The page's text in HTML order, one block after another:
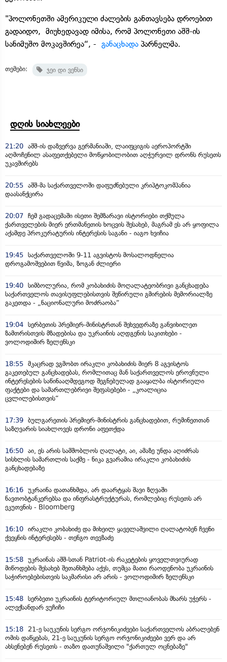
"პოლონეთში ამერიკული ძალების განთავსება დროებით
გადაიდო, მიუხედავად იმისა, რომ პოლონეთი აშშ-ის
სანიმუშო მოკავშირეა“, - განაცხადა პარნელმა.
თემები: ჯეი დი ვენსი
დღის სიახლეები
21:20 აშშ-ის დაზვერვა გერმანიაში, ლაიფციგის აეროპორტში
აღმოჩენილ ასაფეთქებელი მოწყობილობით აღჭურვილ დრონს რუსეთს
უკავშირებს
20:55 აშშ-მა საქართველოში დაფუძნებული კრიპტოკომპანია
დაასანქცირა
20:07 ჩემ გადაცემაში ისეთი შემზარავი ისტორიები თქმულა
ქართველების მიერ ერთმანეთის ხოცვის შესახებ, მაგრამ ეს არ ყოფილა
აქამდე პროკურატურის ინტერესის საგანი - იაგო ხვიჩია
19:45 საქართველოში 9-11 აგვისტოს მოსალოდნელია
დროგამოშვებით წვიმა, ზოგან ძლიერი
19:40 სიმბოლურია, რომ კობახიძის მოღალატეობრივი განცხადება
საქართველოს თავისუფლებისთვის შეწირული გმირების მემორიალზე
გაკეთდა - „ნაციონალური მოძრაობა“
19:04 სერბეთის პრემიერ-მინისტრთან შეხვედრაზე განვიხილეთ
ზამთრისთვის მზადებისა და უკრაინის აღდგენის საკითხები -
ვოლოდიმირ ზელენსკი
18:55 მკაცრად ვგმობთ ირაკლი კობახიძის მიერ 8 აგვისტოს
გაკეთებულ განცხადებას, რომლითაც მან საქართველოს ეროვნული
ინტერესების საწინააღმდეგოდ შეგნებულად გააყალბა ისტორიული
ფაქტები და სამართლებრივი შეფასებები - „კოალიცია
ცვლილებისთვის“
17:39 ბულგარეთის პრემიერ-მინისტრის განცხადებით, რუმინეთთან
საზღვარის სიახლოვეს დრონი აფეთქდა
16:50 აი, ეს არის სამშობლოს ღალატი, აი, ამაზე უნდა აღიძრას
სისხლის სამართლის საქმე - ნიკა გვარამია ირაკლი კობახიძის
განცხადებაზე
16:16 უკრაინა დათანხმდა, არ დაარტყას შავი ზღვაში
ნავთობტანკერებსა და ინფრასტრუქტურას, რომლებიც რუსეთს არ
ეკუთვნის - Bloomberg
16:10 ირაკლი კობახიძე და მიხეილ ყაველაშვილი ღალატობენ ჩვენი
ქვეყნის ინტერესებს - თენგო თევზაძე
15:58 უკრაინას აშშ-სთან Patriot-ის რაკეტების ყოველთვიურად
მიწოდების შესახებ შეთანხმება აქვს, თუმცა მათი რაოდენობა უკრაინის
საჭიროებებისთვის საკმარისი არ არის - ვოლოდიმირ ზელენსკი
15:48 სერბეთი უკრაინის ტერიტორიულ მთლიანობას მხარს უჭერს -
ალექსანდარ ვუჩიჩი
15:18
21-ე საუკუნის სერგო ორჯონიკიძეები საქართველოს აბრალებენ
ომის დაწყებას, 21-ე საუკუნის სერგო ორჯონიკიძეები ვერ და არ
ახსენებენ რუსეთს - თაზო დათუნაშვილი "ქართულ ოცნებაზე"